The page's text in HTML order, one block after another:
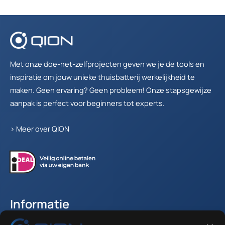
Met onze doe-het-zelfprojecten geven we je de tools en
inspiratie om jouw unieke thuisbatterij werkelijkheid te
maken. Geen ervaring? Geen probleem! Onze stapsgewijze
aanpak is perfect voor beginners tot experts.
> Meer over QION
Informatie